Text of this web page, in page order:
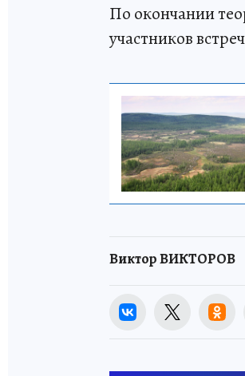
По окончании
участников
Виктор ВИКТОРОВ